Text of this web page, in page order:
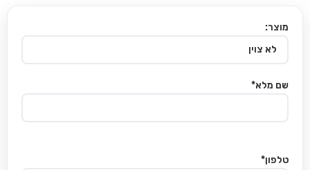
מוצר:
שם מלא*
טלפון*